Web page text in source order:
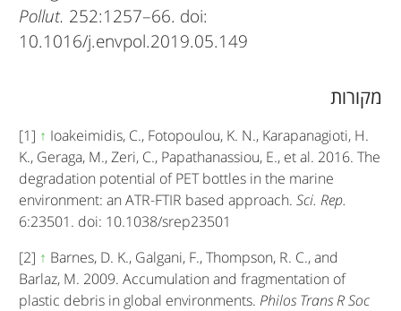
Pollut. 252:1257–66. doi:
10.1016/j.envpol.2019.05.149
מקורות
[1] ↑ Ioakeimidis, C., Fotopoulou, K. N., Karapanagioti, H.
K., Geraga, M., Zeri, C., Papathanassiou, E., et al. 2016. The
degradation potential of PET bottles in the marine
environment: an ATR-FTIR based approach.Sci. Rep.
6:23501. doi: 10.1038/srep23501
[2] ↑ Barnes, D. K., Galgani, F., Thompson, R. C., and
Barlaz, M. 2009. Accumulation and fragmentation of
plastic debris in global environments.Philos Trans R Soc